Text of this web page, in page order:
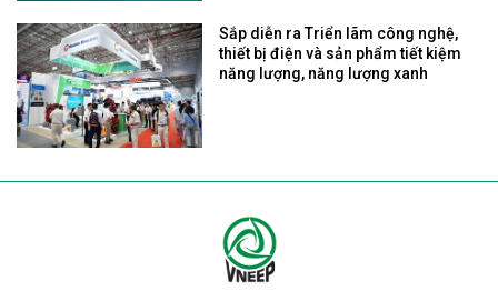
Sắp diễn ra Triển lãm công nghệ,
thiết bị điện và sản phẩm tiết kiệm
năng lượng, năng lượng xanh